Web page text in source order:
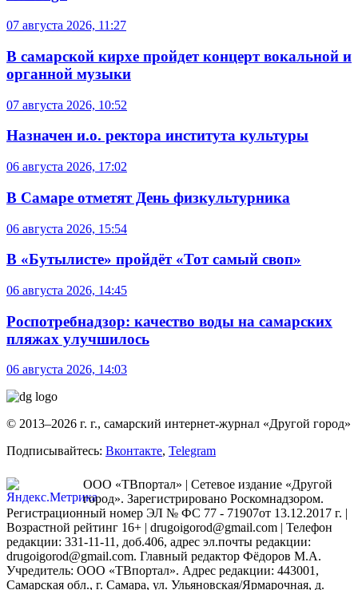
07 августа 2026, 11:27
В самарской кирхе пройдет концерт вокальной и
органной музыки
07 августа 2026, 10:52
Назначен и.о. ректора института культуры
06 августа 2026, 17:02
В Самаре отметят День физкультурника
06 августа 2026, 15:54
В «Бутылисте» пройдёт «Тот самый своп»
06 августа 2026, 14:45
Роспотребнадзор: качество воды на самарских
пляжах улучшилось
06 августа 2026, 14:03
© 2013–2026 г. г., самарский интернет-журнал «Другой город»
Подписывайтесь: Вконтакте, Telegram
ООО «ТВпортал» | Сетевое издание «Другой
город». Зарегистрировано Роскомнадзором.
Регистрационный номер ЭЛ № ФС 77 - 71907от 13.12.2017 г. |
Возрастной рейтинг 16+ | drugoigorod@gmail.com | Телефон
редакции: 331-11-11, доб.406, адрес эл.почты редакции:
drugoigorod@gmail.com. Главный редактор Фёдоров М.А.
Учредитель: ООО «ТВпортал». Адрес редакции: 443001,
Самарская обл., г. Самара, ул. Ульяновская/Ярмарочная, д.